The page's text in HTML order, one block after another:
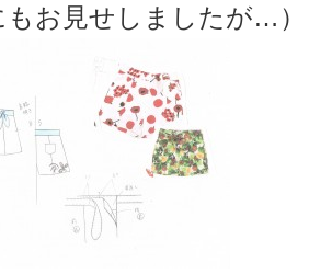
もお見せしましたが…）